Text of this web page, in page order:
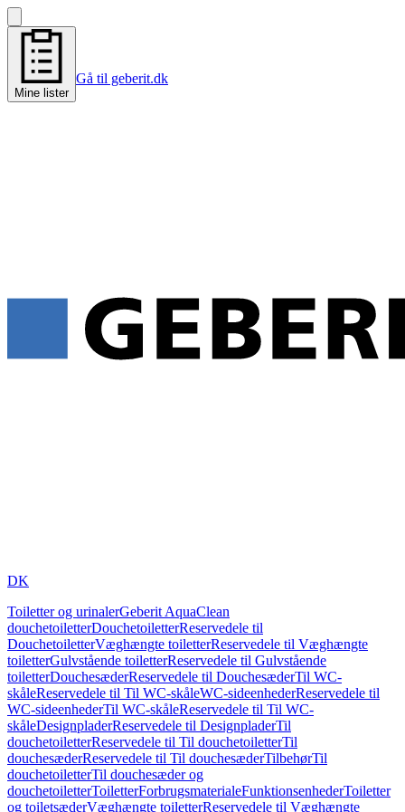
Mine lister
Gå til geberit.dk
DK
Toiletter og urinalerGeberit AquaClean
douchetoiletterDouchetoiletterReservedele til
DouchetoiletterVæghængte toiletterReservedele til Væghængte
toiletterGulvstående toiletterReservedele til Gulvstående
toiletterDouchesæderReservedele til DouchesæderTil WC-
skåleReservedele til Til WC-skåleWC-sideenhederReservedele til
WC-sideenhederTil WC-skåleReservedele til Til WC-
skåleDesignpladerReservedele til DesignpladerTil
douchetoiletterReservedele til Til douchetoiletterTil
douchesæderReservedele til Til douchesæderTilbehørTil
douchetoiletterTil douchesæder og
douchetoiletterToiletterForbrugsmaterialeFunktionsenhederToiletter
og toiletsæderVæghængte toiletterReservedele til Væghængte